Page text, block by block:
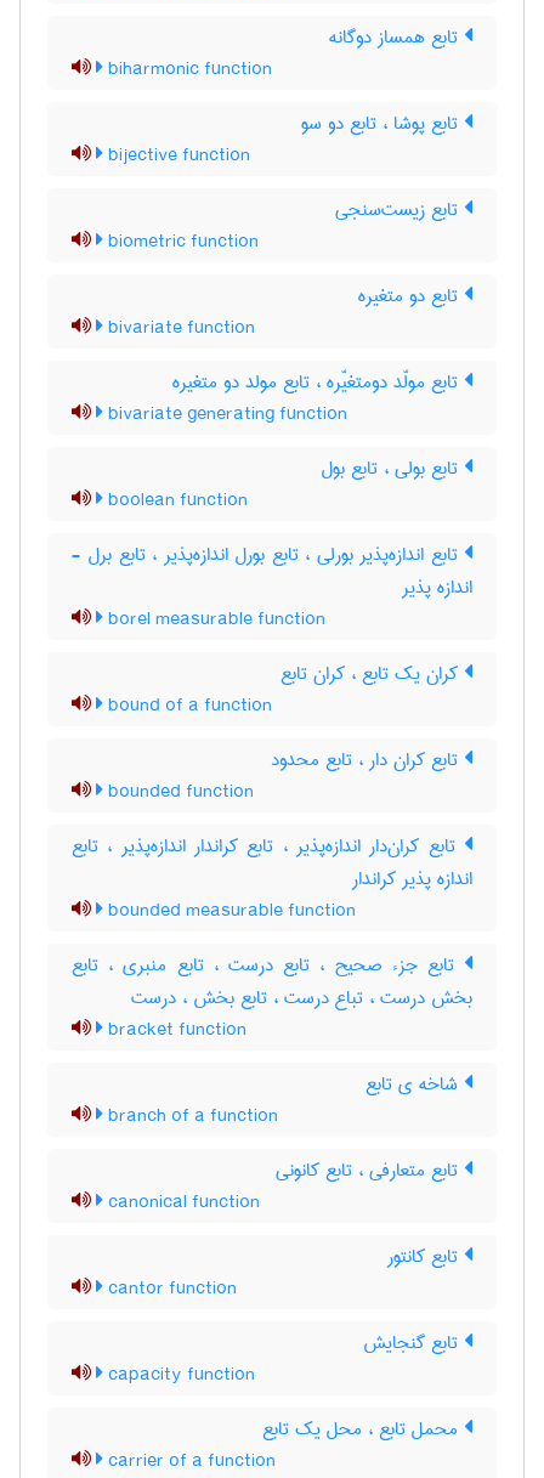
تابع همساز دوگانه
biharmonic function
تابع پوشا ، تابع دو سو
bijective function
تابع زیست‌سنجی
biometric function
تابع دو متغیره
bivariate function
تابع مولّد دومتغیّره ، تابع مولد دو متغیره
bivariate generating function
تابع بولی ، تابع بول
boolean function
تابع اندازه‌پذیر بورلی ، تابع بورل اندازه‌پذیر ، تابع برل -
اندازه پذیر
borel measurable function
کران یک تابع ، کران تابع
bound of a function
تابع کران دار ، تابع محدود
bounded function
تابع کران‌دار اندازه‌پذیر ، تابع کراندار اندازه‌پذیر ، تابع
اندازه پذیر کراندار
bounded measurable function
تابع جزء صحیح ، تابع درست ، تابع منبری ، تابع
بخش درست ، تباع درست ، تابع بخش ، درست
bracket function
شاخه ی تابع
branch of a function
تابع متعارفی ، تابع کانونی
canonical function
تابع کانتور
cantor function
تابع گنجایش
capacity function
محمل تابع ، محل یک تابع
carrier of a function